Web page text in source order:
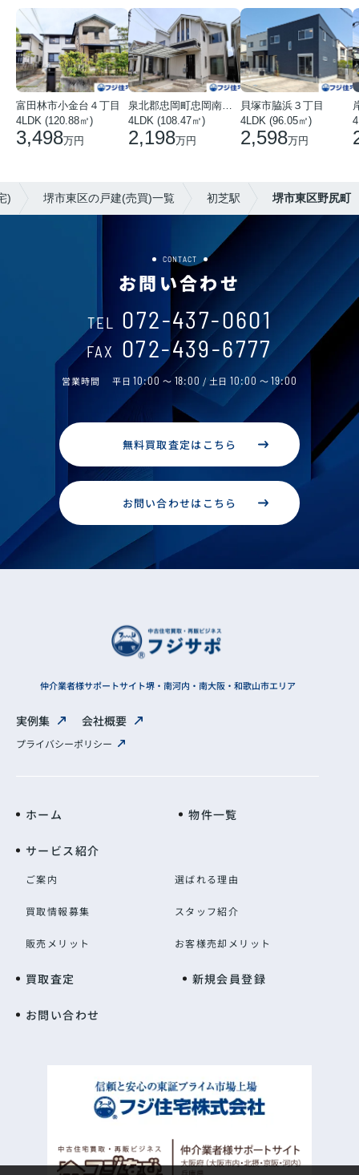
富田林市小金台４丁目
4LDK (120.88㎡)
3,498万円
泉北郡忠岡町忠岡南３丁目
4LDK (108.47㎡)
2,198万円
貝塚市脇浜３丁目
4LDK (96.05㎡)
2,598万円
) 堺市東区の戸建(売買)一覧 初芝駅 堺市東区野尻町
CONTACT
お問い合わせ
TEL 072-437-0601
FAX 072-439-6777
営業時間 平日10:00 ～ 18:00 / 土日10:00 ～19:00
無料買取査定はこちら
お問い合わせはこちら
仲介業者様サポートサイト堺・南河内・南大阪・和歌山市エリア
実例集 会社概要
プライバシーポリシー
ホーム 物件一覧
サービス紹介
ご案内 選ばれる理由
買取情報募集 スタッフ紹介
販売メリット お客様売却メリット
買取査定 新規会員登録
お問い合わせ